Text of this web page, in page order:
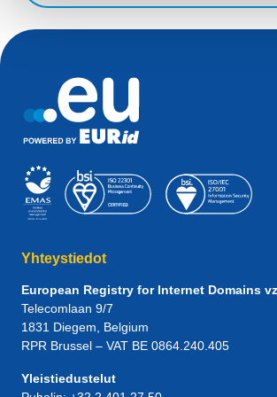
Yhteystiedot
European Registry for Internet Domains
Telecomlaan 9/7
1831 Diegem, Belgium
RPR Brussel – VAT BE 0864.240.405
Yleistiedustelut